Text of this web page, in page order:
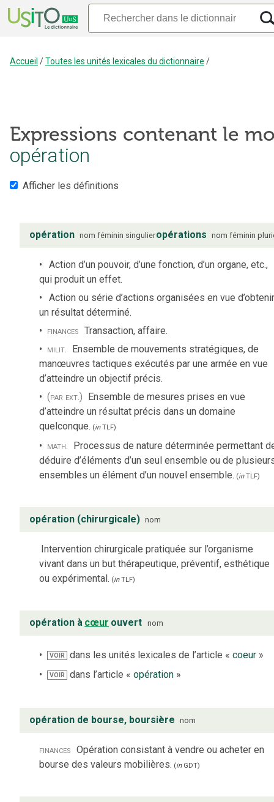
Accueil /Toutes les unités lexicales du dictionnaire /
Expressions contenant le
opération
Afficher les définitions
opération nom féminin singulieropérations nom féminin
Action d’un pouvoir, d’une fonction, d’un organe, etc.,
qui produit un effet.
Action ou série d’actions organisées en vue
un résultat déterminé.
finances Transaction, affaire.
milit. Ensemble de mouvements stratégiques, de
manœuvres tactiques exécutés par une armée en vue
d’atteindre un objectif précis.
(par ext.) Ensemble de mesures prises en vue
d’atteindre un résultat précis dans un domaine
quelconque. (inTLF)
math. Processus de nature déterminée permettant
déduire d’éléments d’un seul ensemble ou de
ensembles un élément d’un nouvel ensemble. (inTLF)
opération (chirurgicale) nom
Intervention chirurgicale pratiquée sur l’organisme
vivant dans un but thérapeutique, préventif, esthétique
ou expérimental. (inTLF)
opération à cœur ouvert nom
VOIR dans les unités lexicales de l’article «coeur »
VOIR dans l’article «opération »
opération de bourse, boursière nom
finances Opération consistant à vendre ou acheter en
bourse des valeurs mobilières. (inGDT)